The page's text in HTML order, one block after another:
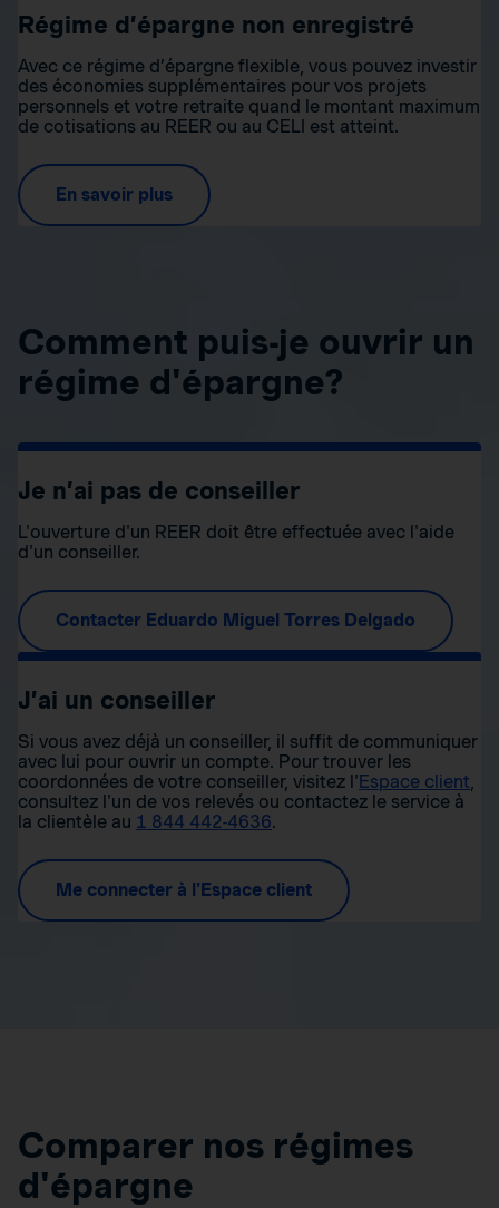
Régime d’épargne non enregistré
Avec ce régime d’épargne flexible, vous pouvez investir
des économies supplémentaires pour vos projets
personnels et votre retraite quand le montant maximum
de cotisations au REER ou au CELI est atteint.
En savoir plus
Comment puis-je ouvrir un
régime d'épargne?
Je n’ai pas de conseiller
L'ouverture d'un REER doit être effectuée avec l'aide
d'un conseiller.
Contacter Eduardo Miguel Torres Delgado
J’ai un conseiller
Si vous avez déjà un conseiller, il suffit de communiquer
avec lui pour ouvrir un compte. Pour trouver les
coordonnées de votre conseiller, visitez l' Espace client,
consultez l'un de vos relevés ou contactez le service à
la clientèle au 1 844 442-4636.
Me connecter à l'Espace client
Comparer nos régimes
d'épargne